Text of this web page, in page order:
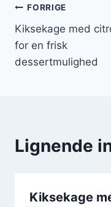
FORRIGE
Kiksekage med
for en frisk
dessertmulighed
Lignende
Kiksekage